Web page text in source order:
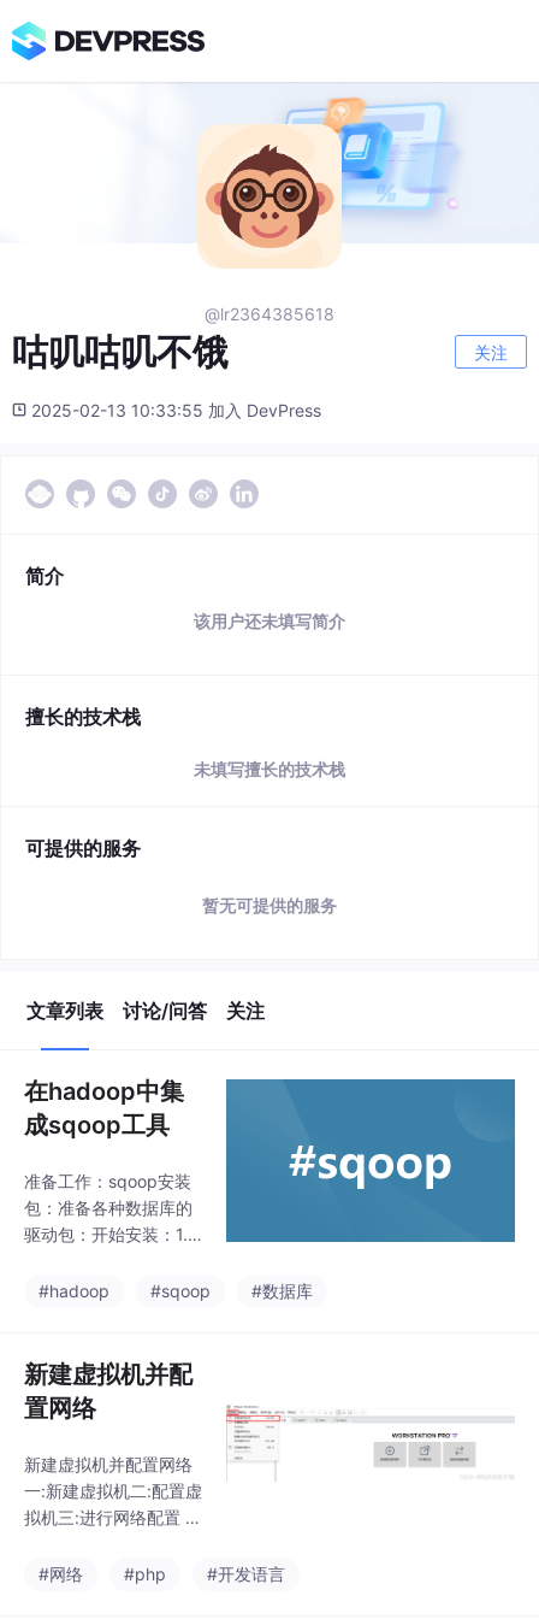
@lr2364385618
咕叽咕叽不饿 关注
2025-02-13 10:33:55 加入 DevPress
简介
该用户还未填写简介
擅长的技术栈
未填写擅长的技术栈
可提供的服务
暂无可提供的服务
文章列表 讨论/问答 关注
在hadoop中集
成sqoop工具
准备工作：sqoop安装
包：准备各种数据库的
驱动包：开始安装：1.
目录下面2.重命名解压
生效5. 配置sqoop的配
置文件6.将数据库的驱
动包添加到sqoop安装
7.测试是否安装成功
#hadoop #sqoop #数据库
新建虚拟机并配
置网络
新建虚拟机并配置网络
一:新建虚拟机二:配置虚
拟机三:进行网络配置 1.
开配置文件：vi ifcfg-e
#网络 #php #开发语言